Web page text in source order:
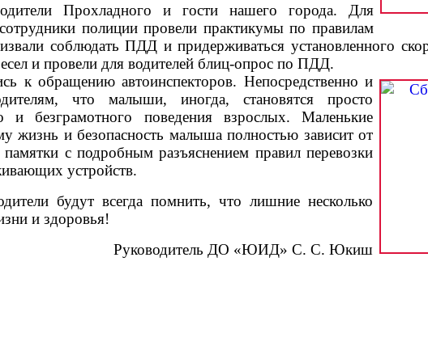
Прохладного и гости нашего города. Для
сотрудники полиции провели практикумы по правилам
соблюдать ПДД и придерживаться установленного
и провели для водителей блиц-опрос по ПДД.
к обращению автоинспекторов. Непосредственно и
что малыши, иногда, становятся просто
и безграмотного поведения взрослых. Маленькие
жизнь и безопасность малыша полностью зависит от
с подробным разъяснением правил перевозки
устройств.
будут всегда помнить, что лишние несколько
и здоровья!
Руководитель ДО «ЮИД» С. С. Юкиш